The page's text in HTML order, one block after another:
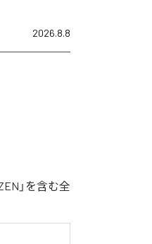
2026.8.8
」を含む全